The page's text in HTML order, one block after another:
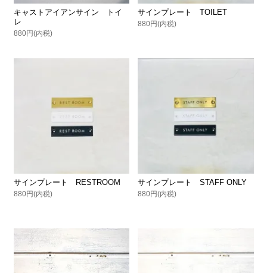
キャストアイアンサイン トイ
レ
880円(内税)
サインプレート TOILET
880円(内税)
サインプレート RESTROOM
880円(内税)
サインプレート STAFF ONLY
880円(内税)